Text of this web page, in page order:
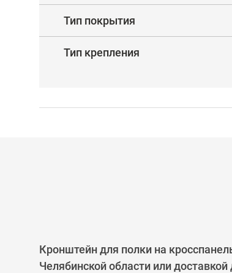
Тип покрытия
Тип крепления
Кронштейн для полки на
Челябинской области или